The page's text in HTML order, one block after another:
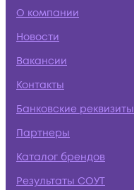
О компании
Новости
Вакансии
Контакты
Банковские реквизиты
Партнеры
Каталог брендов
Результаты СОУТ